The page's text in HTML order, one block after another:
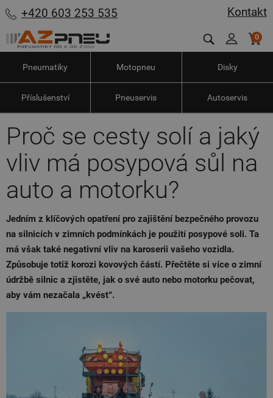
Kontakt
+420 603 253 535
0
Pneumatiky Motopneu Disky
Příslušenství Pneuservis Autoservis
Proč se cesty solí a jaký
vliv má posypová sůl na
auto a motorku?
Jedním z klíčových opatření pro zajištění bezpečného provozu
na silnicích v zimních podmínkách je použití posypové soli. Ta
má však také negativní vliv na karoserii vašeho vozidla.
Způsobuje totiž korozi kovových částí. Přečtěte si více o zimní
údržbě silnic a zjistěte, jak o své auto nebo motorku pečovat,
aby vám nezačala „kvést“.